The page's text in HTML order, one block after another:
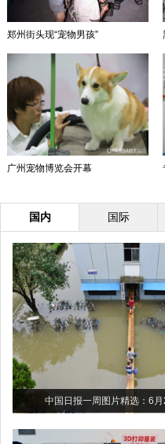
郑州街头现“宠物男孩”
广州宠物博览会开幕
国内 国际
中国日报一周图片精选：6